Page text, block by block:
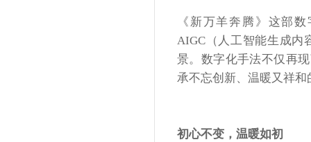
《新万羊奔腾》这部
AIGC（人工智能生成内
景。数字化手法不仅再
承不忘创新、温暖又祥和
初心不变，温暖如初